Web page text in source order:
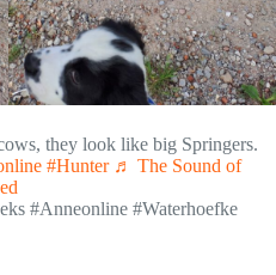
they look like big Springers.
#Hunter ♬ The Sound of
#Anneonline #Waterhoefke